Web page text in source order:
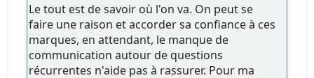
Le tout est de savoir où l'on va. On peut se
faire une raison et accorder sa confiance à ces
marques, en attendant, le manque de
communication autour de questions
récurrentes n'aide pas à rassurer. Pour ma